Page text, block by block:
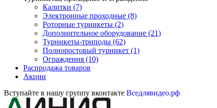
Калитки (7)
Электронные проходные (8)
Роторные турникеты (2)
Дополнительное оборудование (21)
Турникеты-триподы (62)
Полноростовый турникет (1)
Ограждения (10)
Распродажа товаров
Акции
Вступайте в нашу группу вконтакте Вседлявидео.рф